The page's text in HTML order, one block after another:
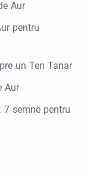
Aur
pentru
un Ten Tanar
Aur
semne pentru